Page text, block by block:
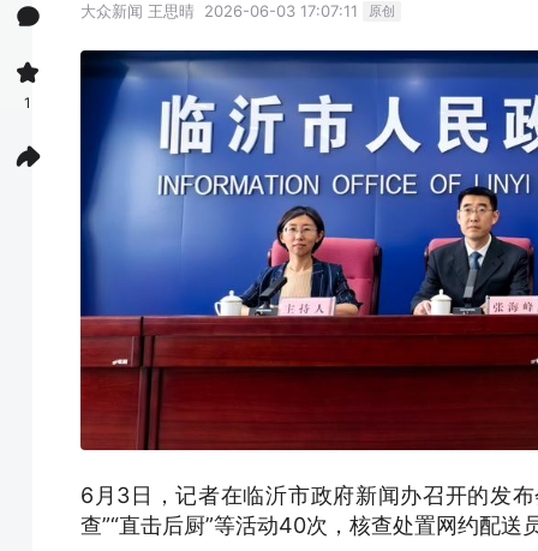
大众新闻 王思晴 2026-06-03 17:07:11 原创
6月3日，记者在临沂市政府新闻办召开的发
查”“直击后厨”等活动40次，核查处置网约配送
1